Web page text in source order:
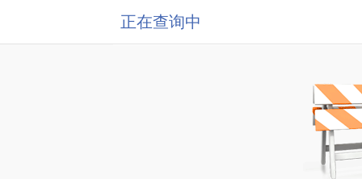
正在查询中